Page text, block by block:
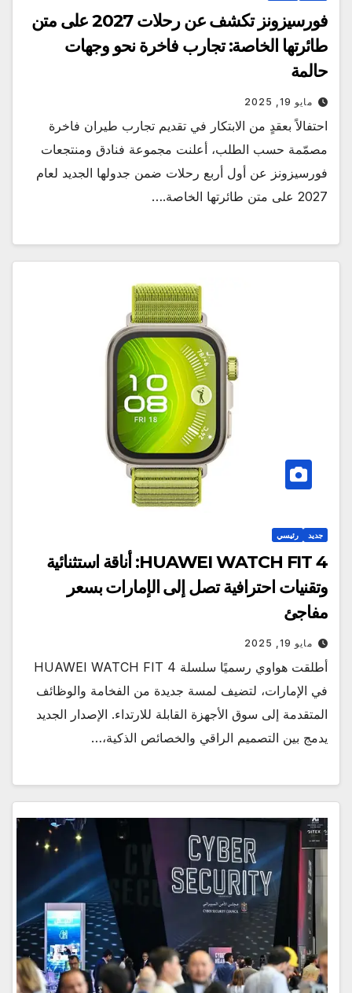
فورسيزونز تكشف عن رحلات 2027 على متن
طائرتها الخاصة: تجارب فاخرة نحو وجهات
حالمة
مايو 19, 2025
احتفالاً بعقدٍ من الابتكار في تقديم تجارب طيران فاخرة
مصمّمة حسب الطلب، أعلنت مجموعة فنادق ومنتجعات
فورسيزونز عن أول أربع رحلات ضمن جدولها الجديد لعام
2027 على متن طائرتها الخاصة.…
جديد رئيسي
HUAWEI WATCH FIT 4: أناقة استثنائية
وتقنيات احترافية تصل إلى الإمارات بسعر
مفاجئ
مايو 19, 2025
أطلقت هواوي رسميًا سلسلة HUAWEI WATCH FIT 4
في الإمارات، لتضيف لمسة جديدة من الفخامة والوظائف
المتقدمة إلى سوق الأجهزة القابلة للارتداء. الإصدار الجديد
يدمج بين التصميم الراقي والخصائص الذكية،…